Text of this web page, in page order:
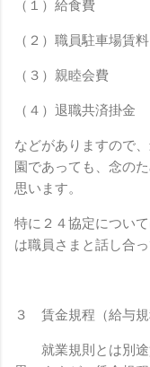
（１）給食費
（２）職員駐車場賃料
（３）親睦会費
（４）退職共済掛金
などがありますので
園であっても、念の
思います。
特に２４協定につい
は職員さまと話し合
３ 賃金規程（給与規
就業規則とは別途